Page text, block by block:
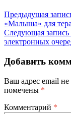
Предыдущая
«Малыша» для
Следующая запись
электронных
Добавить
Ваш адрес email не
помечены *
Комментарий *